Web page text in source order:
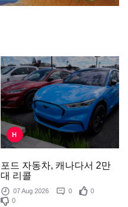
H
포드 자동차, 캐나다서 2만
대 리콜
07 Aug 2026 0
0
0